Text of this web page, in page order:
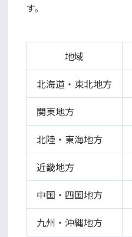
す。
地域
北海道・東北地方
関東地方
北陸・東海地方
近畿地方
中国・四国地方
九州・沖縄地方